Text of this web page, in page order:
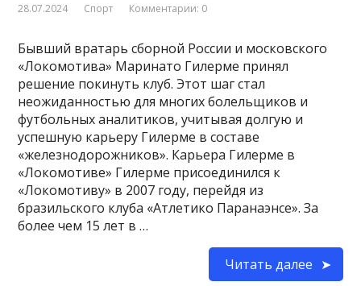
28.07.2024 Спорт Комментарии: 0
Бывший вратарь сборной России и московского
«Локомотива» Маринато Гилерме принял
решение покинуть клуб. Этот шаг стал
неожиданностью для многих болельщиков и
футбольных аналитиков, учитывая долгую и
успешную карьеру Гилерме в составе
«железнодорожников». Карьера Гилерме в
«Локомотиве» Гилерме присоединился к
«Локомотиву» в 2007 году, перейдя из
бразильского клуба «Атлетико Паранаэнсе». За
более чем 15 лет в …
Читать далее